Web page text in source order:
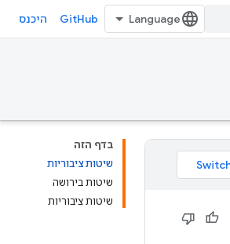
GitHub היכנס
בדף הזה
שיטות ציבוריות
שיטות בירושה
שיטות ציבוריות